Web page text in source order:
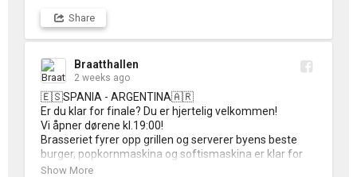
Share
Braatthallen
2 weeks ago
🇪🇸SPANIA - ARGENTINA🇦🇷
Er du klar for finale? Du er hjertelig velkommen!
Vi åpner dørene kl.19:00!
Brasseriet fyrer opp grillen og serverer byens beste
burger, popkornmaskina og softismaskina er klar for
en siste innsats i snackbaren, baren har alle rettigheter
Show More